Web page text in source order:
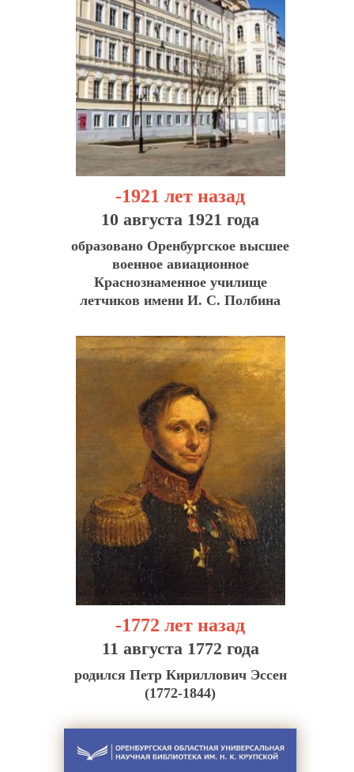
-1921 лет назад
10 августа 1921 года
образовано Оренбургское высшее
военное авиационное
Краснознаменное училище
летчиков имени И. С. Полбина
-1772 лет назад
11 августа 1772 года
родился Петр Кириллович Эссен
(1772-1844)